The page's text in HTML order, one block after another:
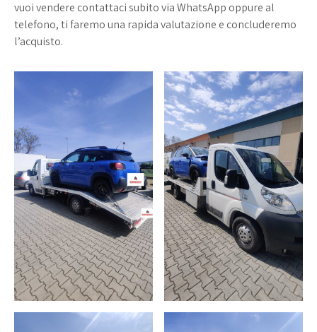
vuoi vendere contattaci subito via WhatsApp oppure al
telefono, ti faremo una rapida valutazione e concluderemo
l’acquisto.